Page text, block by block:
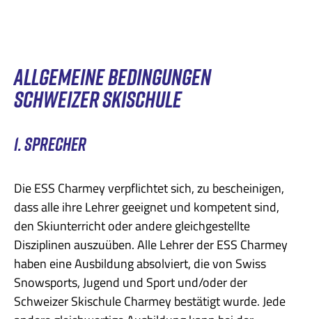
ALLGEMEINE BEDINGUNGEN
SCHWEIZER SKISCHULE
1. SPRECHER
Die ESS Charmey verpflichtet sich, zu bescheinigen,
dass alle ihre Lehrer geeignet und kompetent sind,
den Skiunterricht oder andere gleichgestellte
Disziplinen auszuüben. Alle Lehrer der ESS Charmey
haben eine Ausbildung absolviert, die von Swiss
Snowsports, Jugend und Sport und/oder der
Schweizer Skischule Charmey bestätigt wurde. Jede